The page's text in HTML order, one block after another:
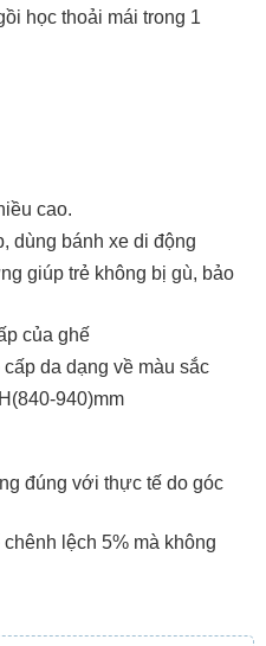
học thoải mái trong 1
cao.
dùng bánh xe di động
giúp trẻ không bị gù, bảo
của ghế
da dạng về màu sắc
940)mm
đúng với thực tế do góc
lệch 5% mà không